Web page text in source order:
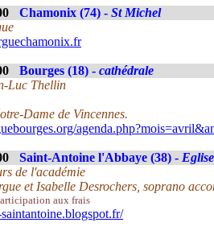
Chamonix (74) - St Michel
Bourges (18) - cathédrale
Luc Thellin
Dame de Vincennes.
Saint-Antoine l'Abbaye (38) -
de l'académie
et Isabelle Desrochers, soprano
aux frais